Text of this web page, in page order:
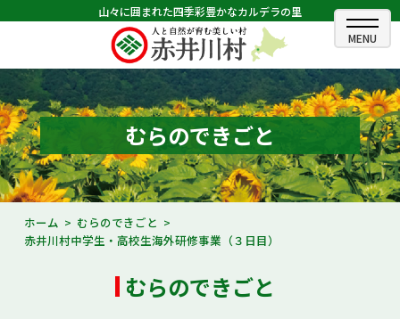
山々に囲まれた四季彩豊かなカルデラの里
ホーム
むらのできごと
むらのプロフィール
くらしの情報
村長室
むらのできごと
ホーム
むらのできごと
赤井川村中学生・高校生海外研修事業（３日目）
むらのできごと